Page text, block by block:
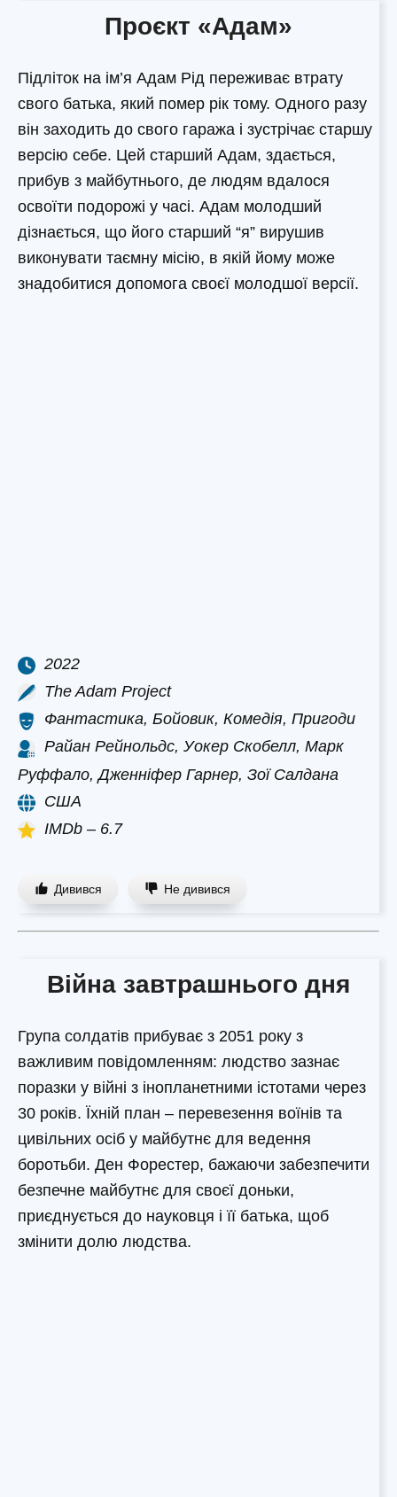
Проєкт «Адам»
Підліток на ім’я Адам Рід переживає втрату
свого батька, який помер рік тому. Одного разу
він заходить до свого гаража і зустрічає старшу
версію себе. Цей старший Адам, здається,
прибув з майбутнього, де людям вдалося
освоїти подорожі у часі. Адам молодший
дізнається, що його старший “я” вирушив
виконувати таємну місію, в якій йому може
знадобитися допомога своєї молодшої версії.
2022
The Adam Project
Фантастика, Бойовик, Комедія, Пригоди
Райан Рейнольдс, Уокер Скобелл, Марк
Руффало, Дженніфер Гарнер, Зої Салдана
США
IMDb – 6.7
Дивився Не дивився
Війна завтрашнього дня
Група солдатів прибуває з 2051 року з
важливим повідомленням: людство зазнає
поразки у війні з інопланетними істотами через
30 років. Їхній план – перевезення воїнів та
цивільних осіб у майбутнє для ведення
боротьби. Ден Форестер, бажаючи забезпечити
безпечне майбутнє для своєї доньки,
приєднується до науковця і її батька, щоб
змінити долю людства.